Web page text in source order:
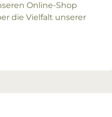
Online-Shop
die Vielfalt unserer